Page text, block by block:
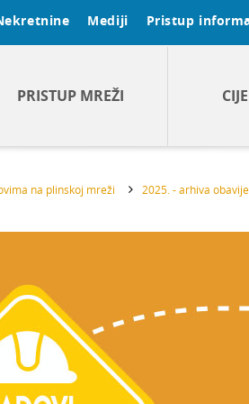
Mediji Pristup
PRISTUP MREŽI
na plinskoj mreži 2025. - arhiva